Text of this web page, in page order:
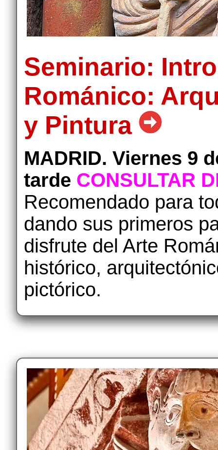
Seminario:
Románico:
y Pintura
MADRID. Viernes 9
tarde CONSULTAR
Recomendado para
dando sus primeros
disfrute del Arte
histórico,
pictórico.